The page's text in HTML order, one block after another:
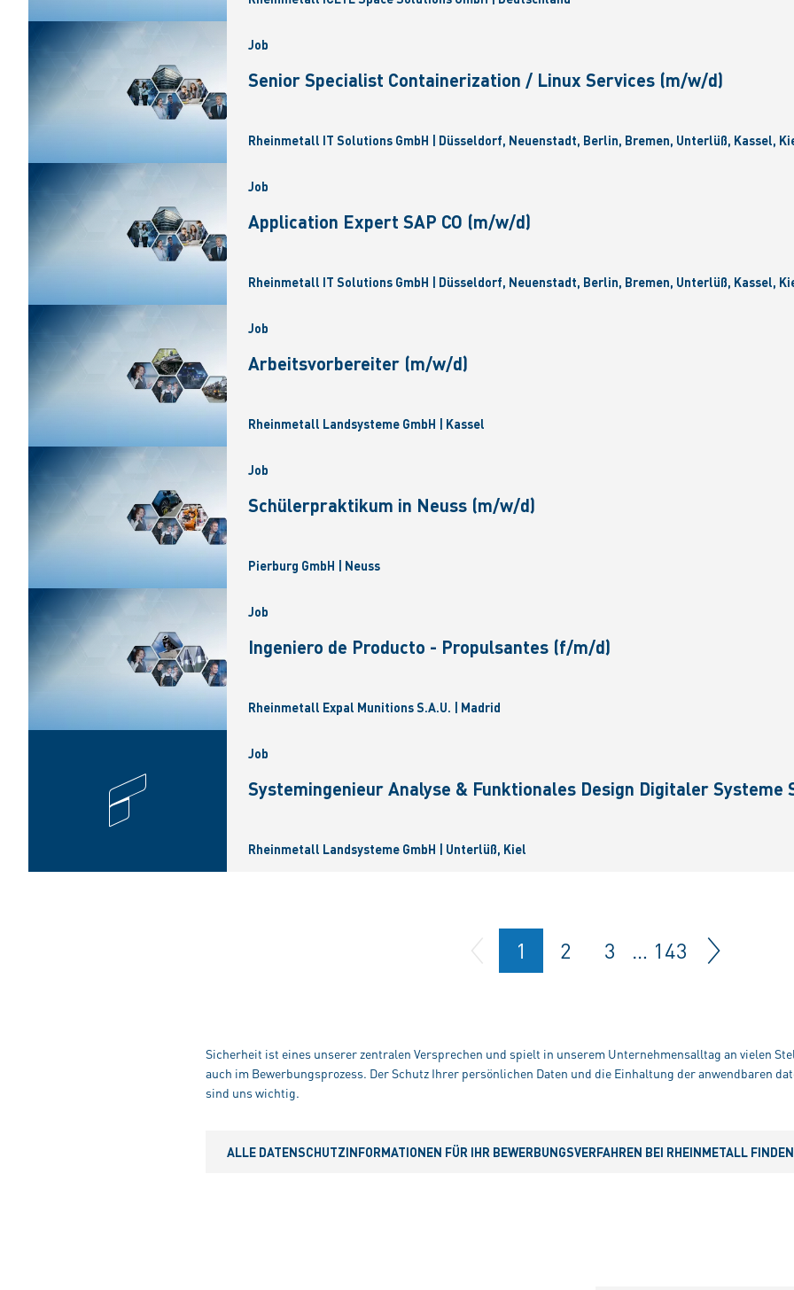
Job
Senior Specialist Containerization / Linux Services (m/w/d)
Rheinmetall IT Solutions GmbH | Düsseldorf, Neuenstadt, Berlin, Bremen, Unterlüß, Kassel,
Job
Application Expert SAP CO (m/w/d)
Rheinmetall IT Solutions GmbH | Düsseldorf, Neuenstadt, Berlin, Bremen, Unterlüß, Kassel,
Job
Arbeitsvorbereiter (m/w/d)
Rheinmetall Landsysteme GmbH | Kassel
Job
Schülerpraktikum in Neuss (m/w/d)
Pierburg GmbH | Neuss
Job
Ingeniero de Producto - Propulsantes (f/m/d)
Rheinmetall Expal Munitions S.A.U. | Madrid
Job
Systemingenieur Analyse & Funktionales Design Digitaler
Rheinmetall Landsysteme GmbH | Unterlüß, Kiel
1 2 3 … 143
Sicherheit ist eines unserer zentralen Versprechen und spielt in unserem Unternehmensalltag an vielen
auch im Bewerbungsprozess. Der Schutz Ihrer persönlichen Daten und die Einhaltung der anwendbaren
sind uns wichtig.
ALLE DATENSCHUTZINFORMATIONEN FÜR IHR BEWERBUNGSVERFAHREN BEI RHEINMETALL